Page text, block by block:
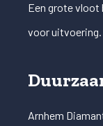
Een grote vloot
voor uitvoering.
Arnhem